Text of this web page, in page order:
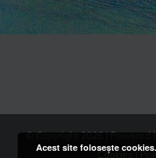
© Copyright2026 | Powered
Cookies|
Acest site folosește